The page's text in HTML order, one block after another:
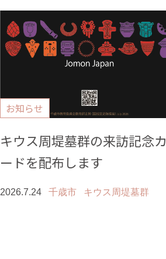
お知らせ
キウス周堤墓群の来訪記念カ
ードを配布します
2026.7.24 千歳市 キウス周堤墓群